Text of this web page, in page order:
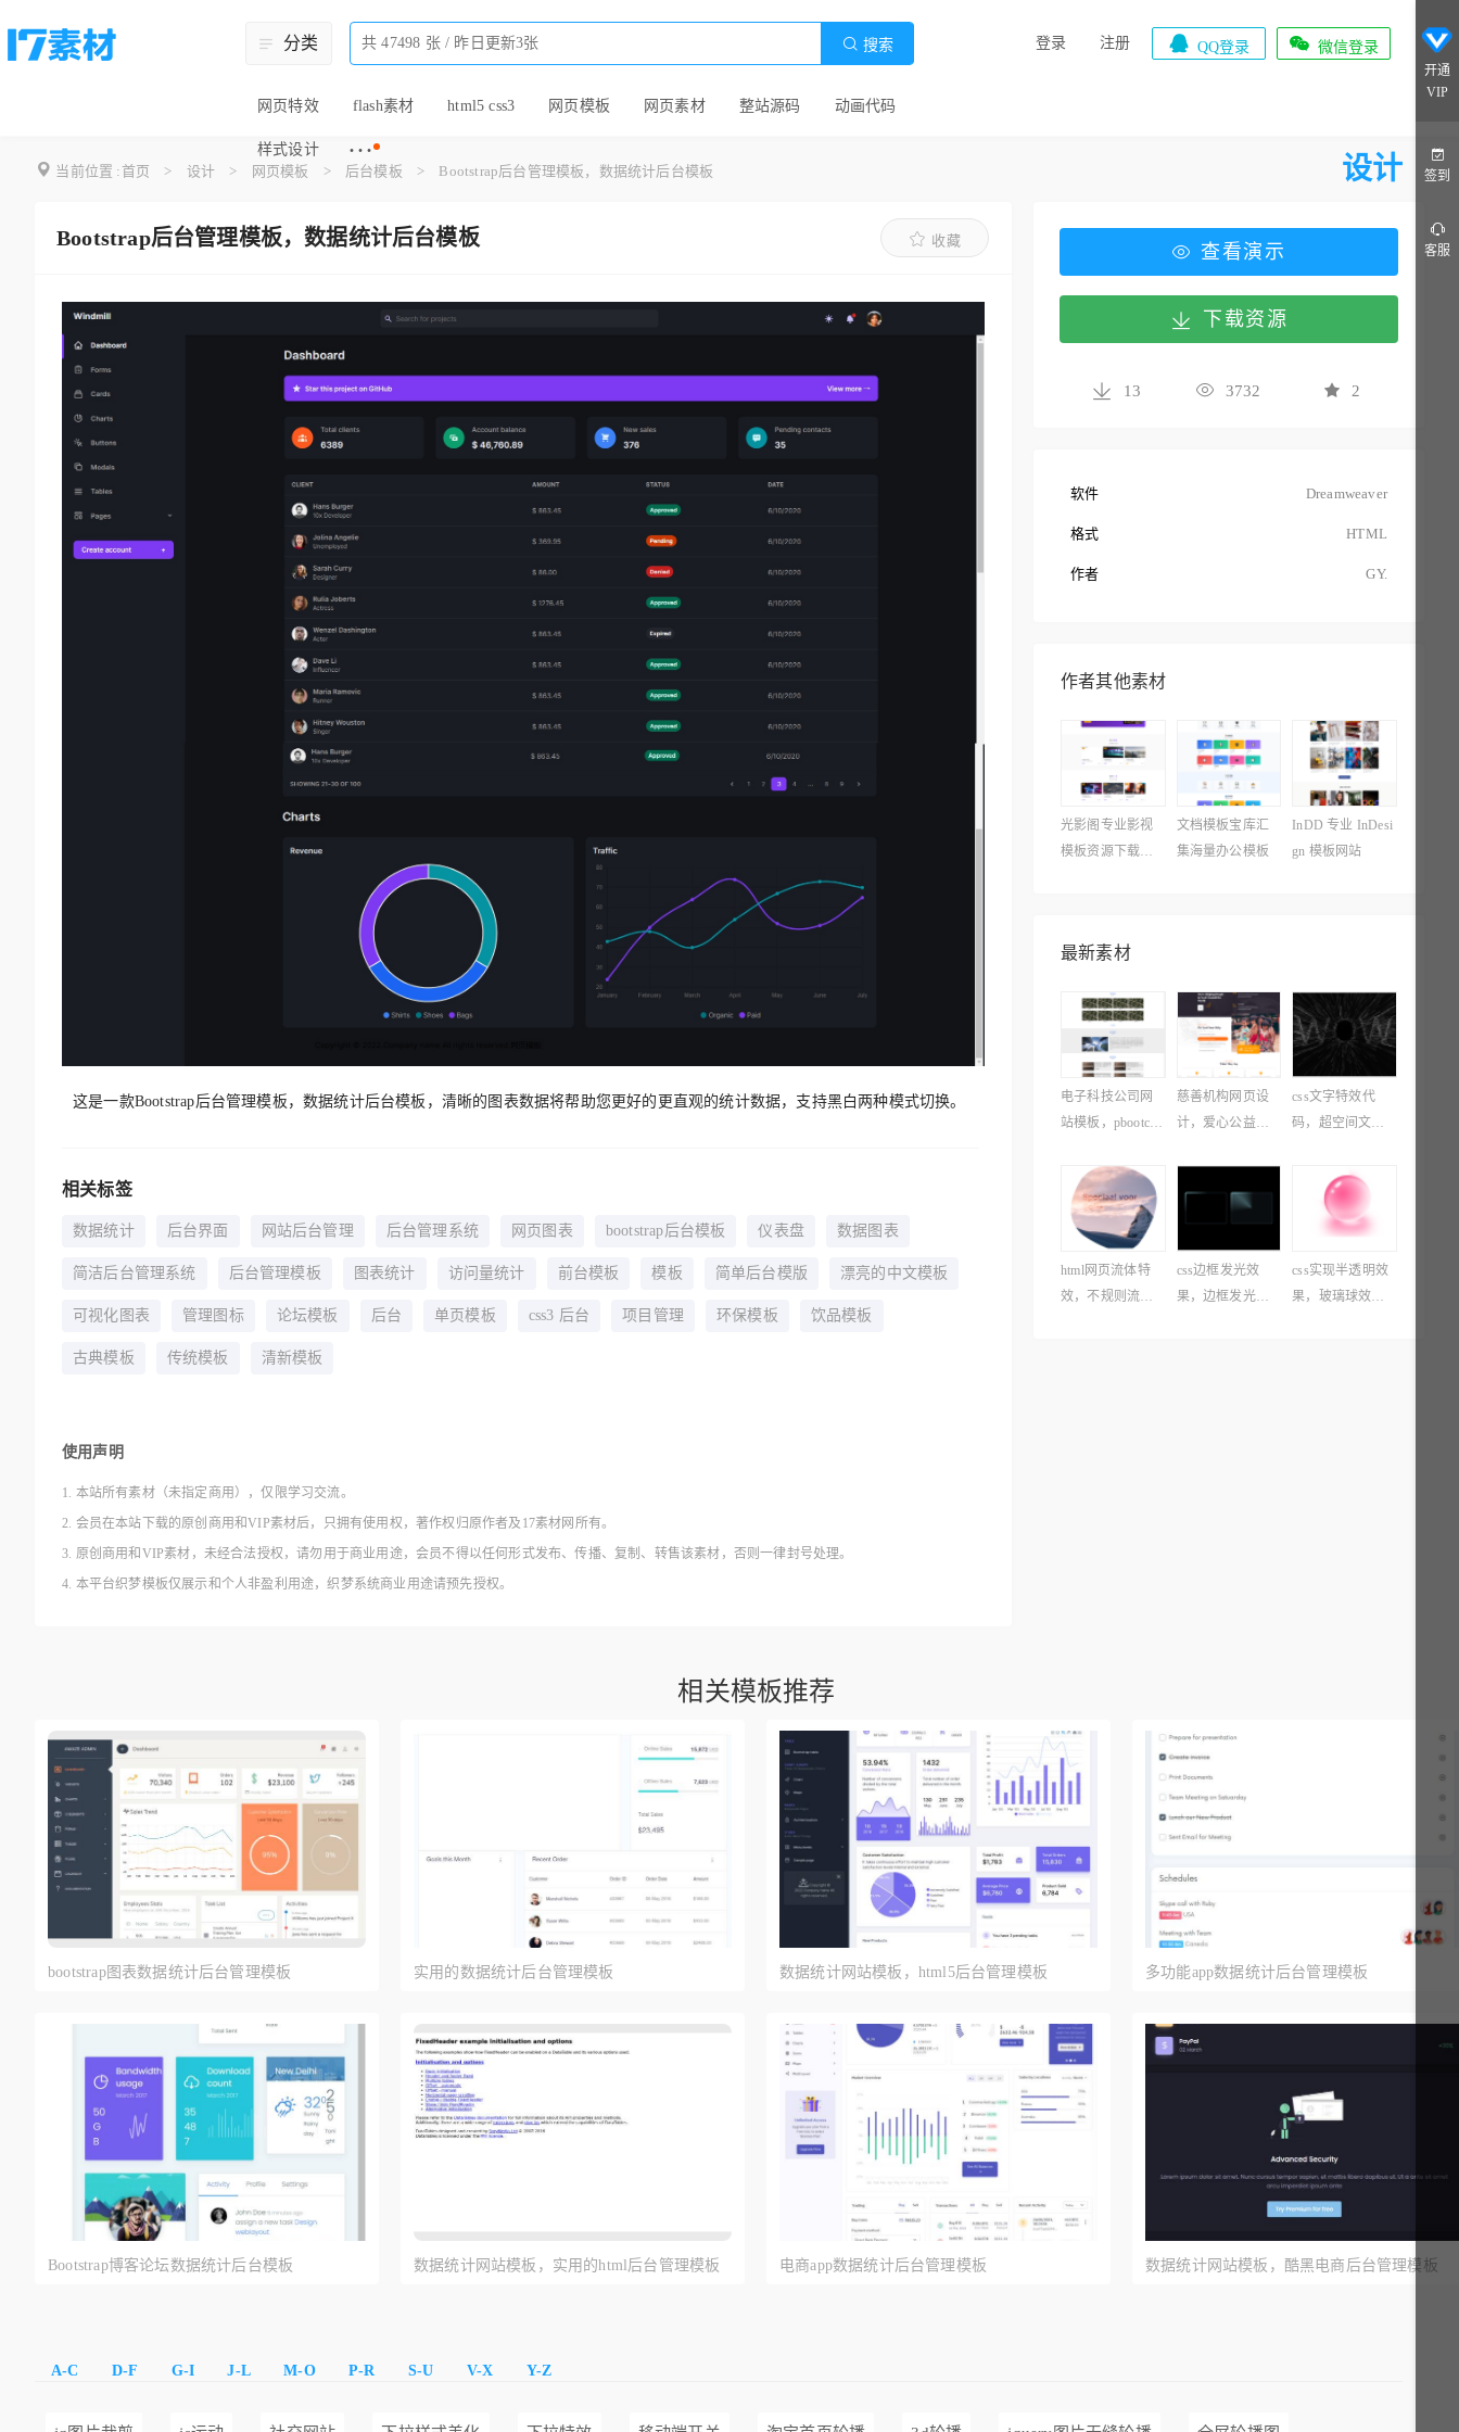
分类  搜索
网页特效 flash素材 html5 css3 网页模板 网页素材 整站源码 动画代码
样式设计 ···
登录 注册  QQ登录  微信登录
当前位置 :首页 > 设计 > 网页模板 > 后台模板 > Bootstrap后台管理模板，数据统计后台模板 设计
Bootstrap后台管理模板，数据统计后台模板 收藏
这是一款Bootstrap后台管理模板，数据统计后台模板，清晰的图表数据将帮助您更好的更直观的统计数据，支持黑白两种模式切换。
相关标签
数据统计 后台界面 网站后台管理 后台管理系统 网页图表 bootstrap后台模板 仪表盘 数据图表
简洁后台管理系统 后台管理模板 图表统计 访问量统计 前台模板 模板 简单后台模版 漂亮的中文模板
可视化图表 管理图标 论坛模板 后台 单页模板 css3 后台 项目管理 环保模板 饮品模板
古典模板 传统模板 清新模板
使用声明
1. 本站所有素材（未指定商用），仅限学习交流。
2. 会员在本站下载的原创商用和VIP素材后，只拥有使用权，著作权归原作者及17素材网所有。
3. 原创商用和VIP素材，未经合法授权，请勿用于商业用途，会员不得以任何形式发布、传播、复制、转售该素材，否则一律封号处理。
4. 本平台织梦模板仅展示和个人非盈利用途，织梦系统商业用途请预先授权。
查看演示
下载资源
13 3732 2
软件 Dreamweaver
格式 HTML
作者 GY.
作者其他素材
光影阁专业影视
模板资源下载平
文档模板宝库汇
集海量办公模板
InDD 专业 InDesi
gn 模板网站
最新素材
电子科技公司网
站模板，pbootcms
慈善机构网页设
计，爱心公益网
css文字特效代
码，超空间文字
html网页流体特
效，不规则流体
css边框发光效
果，边框发光动
css实现半透明效
果，玻璃球效果
相关模板推荐
bootstrap图表数据统计后台管理模板 实用的数据统计后台管理模板 数据统计网站模板，html5后台管理模板 多功能app数据统计后台管理模板
Bootstrap博客论坛数据统计后台模板 数据统计网站模板，实用的html后台管理模板 电商app数据统计后台管理模板 数据统计网站模板，酷黑电商后台管理模板
A-C D-F G-I J-L M-O P-R S-U V-X Y-Z
开通
VIP
签到
客服